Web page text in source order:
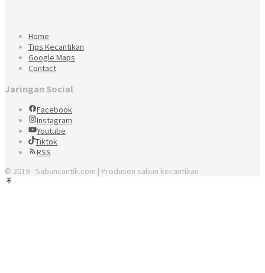
Home
Tips Kecantikan
Google Maps
Contact
Jaringan Social
Facebook
Instagram
Youtube
Tiktok
RSS
© 2019 - Sabuncantik.com | Produsen sabun kecantikan